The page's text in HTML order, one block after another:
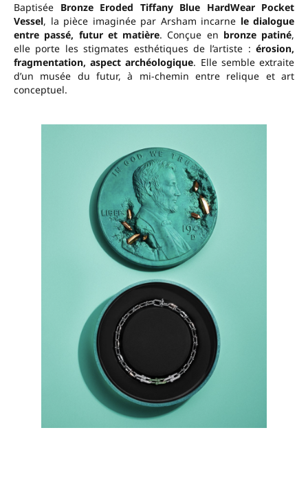
Baptisée Bronze Eroded Tiffany Blue HardWear Pocket
Vessel, la pièce imaginée par Arsham incarne le dialogue
entre passé, futur et matière. Conçue en bronze patiné,
elle porte les stigmates esthétiques de l’artiste : érosion,
fragmentation, aspect archéologique. Elle semble extraite
d’un musée du futur, à mi-chemin entre relique et art
conceptuel.